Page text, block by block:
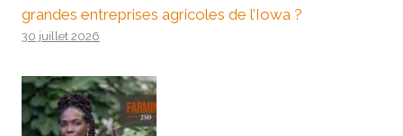
grandes entreprises agricoles de l’Iowa ?
30 juillet 2026